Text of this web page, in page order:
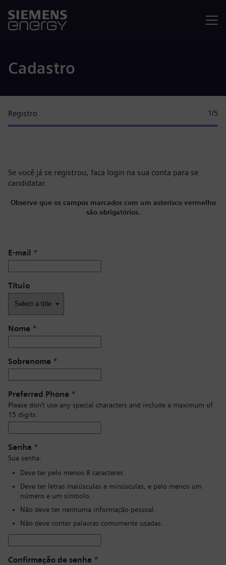
Cadastro
Registro 1 /5
Se você já se registrou, faça login na sua conta para se
candidatar.
Observe que os campos marcados com um asterisco vermelho
são obrigatórios.
E-mail *
Título
Nome *
Sobrenome *
Preferred Phone *
Please don’t use any special characters and include a maximum of
15 digits.
Senha *
Sua senha:
Deve ter pelo menos 8 caracteres.
Deve ter letras maiúsculas e minúsculas, e pelo menos um
número e um símbolo.
Não deve ter nenhuma informação pessoal.
Não deve conter palavras comumente usadas.
Confirmação de senha *